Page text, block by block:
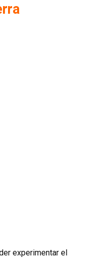
experimentar el